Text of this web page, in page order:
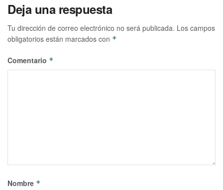
Deja una respuesta
Tu dirección de correo electrónico no será publicada. Los campos
obligatorios están marcados con *
Comentario *
Nombre *